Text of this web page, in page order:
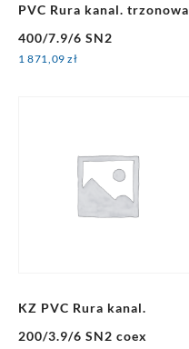
PVC Rura kanal. trzonowa
400/7.9/6 SN2
1 871,09zł
KZ PVC Rura kanal.
200/3.9/6 SN2 coex